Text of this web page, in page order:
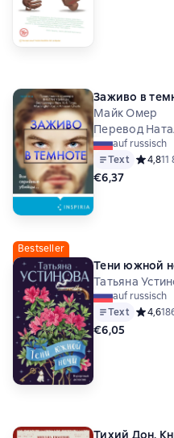
Заживо в
Майк Омер
Перевод
auf russisch
Text
4,811
€6,37
Bestseller
Тени южной
Татьяна
auf russisch
Text
4,6
€6,05
Тихий Дон.